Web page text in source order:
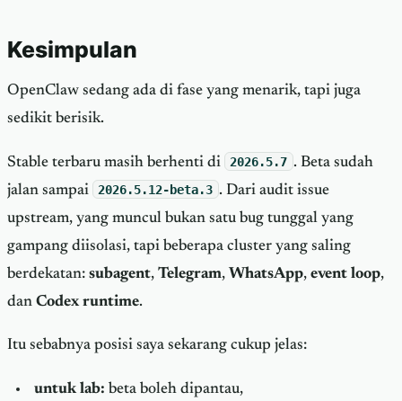
Kesimpulan
OpenClaw sedang ada di fase yang menarik, tapi juga
sedikit berisik.
Stable terbaru masih berhenti di 2026.5.7 . Beta sudah
jalan sampai
2026.5.12-beta.3 . Dari audit issue
upstream, yang muncul bukan satu bug tunggal yang
gampang diisolasi, tapi beberapa cluster yang saling
berdekatan: subagent, Telegram, WhatsApp, event loop,
dan Codex runtime.
Itu sebabnya posisi saya sekarang cukup jelas:
untuk lab: beta boleh dipantau,